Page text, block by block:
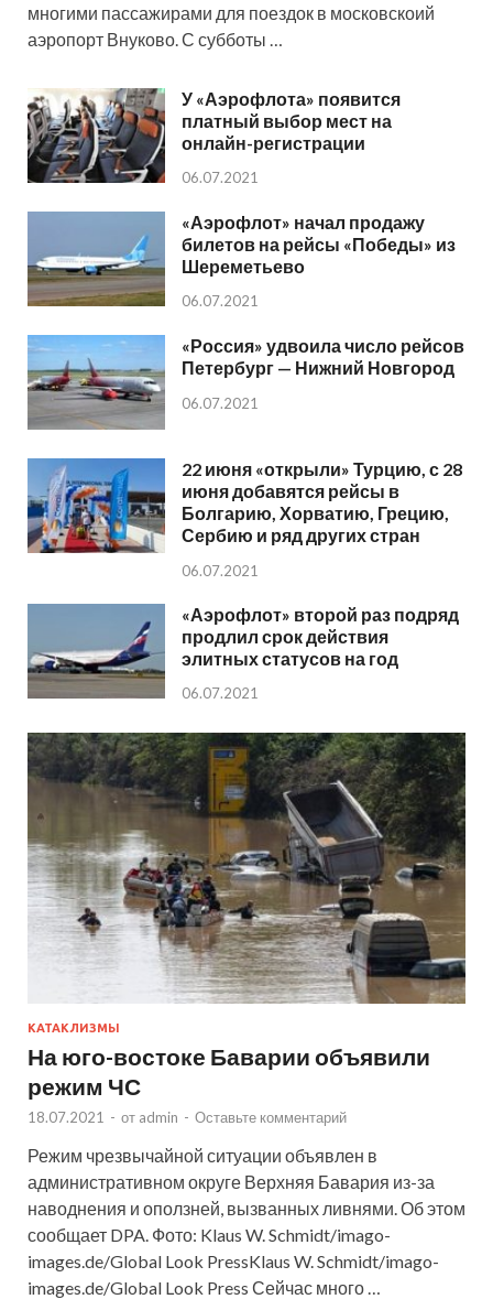
многими пассажирами для поездок в московскоий
аэропорт Внуково. С субботы …
У «Аэрофлота» появится
платный выбор мест на
онлайн-регистрации
06.07.2021
«Аэрофлот» начал продажу
билетов на рейсы «Победы» из
Шереметьево
06.07.2021
«Россия» удвоила число рейсов
Петербург — Нижний Новгород
06.07.2021
22 июня «открыли» Турцию, с 28
июня добавятся рейсы в
Болгарию, Хорватию, Грецию,
Сербию и ряд других стран
06.07.2021
«Аэрофлот» второй раз подряд
продлил срок действия
элитных статусов на год
06.07.2021
КАТАКЛИЗМЫ
На юго-востоке Баварии объявили
режим ЧС
18.07.2021 - от admin - Оставьте комментарий
Режим чрезвычайной ситуации объявлен в
административном округе Верхняя Бавария из-за
наводнения и оползней, вызванных ливнями. Об этом
сообщает DPA. Фото: Klaus W. Schmidt/imago-
images.de/Global Look PressKlaus W. Schmidt/imago-
images.de/Global Look Press Сейчас много …